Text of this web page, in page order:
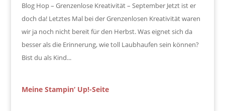
Blog Hop – Grenzenlose Kreativität – September Jetzt ist er
doch da! Letztes Mal bei der Grenzenlosen Kreativität waren
wir ja noch nicht bereit für den Herbst. Was eignet sich da
besser als die Erinnerung, wie toll Laubhaufen sein können?
Bist du als Kind...
Meine Stampin‘ Up!-Seite